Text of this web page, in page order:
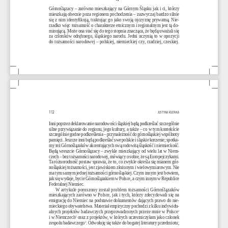
Górnoślązacy – zarówno mieszkający na Górnym Śląsku jak i ci, którzy
mieszkają obecnie poza regionem pochodzenia – zazwyczaj bardzo silnie
się z nim identyfikują, traktując go jako swoją ojczyznę prywatną. Nie-
rzadko więc tożsamość o charakterze etnicznym i regionalnym jest tą do-
minującą. Może ona stać się do tego stopnia znacząca, że będą uważali się
za członków odrębnego, śląskiego narodu. Jedni uczynią to w opozycji
do tożsamości narodowej – polskiej, niemieckiej czy, rzadziej, czeskiej.
112 JUSTYNA KIJONKA
Inni poprzez deklarowanie narodowości śląskiej będą podkreślać szczególnie
silne przywiązanie do regionu, jego kultury, a także – co w tym kontekście
szczególnie godne podkreślenia – przynależność do górnośląskiej wspólnoty
pamięci. Jeszcze inni będą podkreślać swe polskie i śląskie korzenie; spotka-
my też Górnoślązaków akcentujących swą rodowitą śląskość i niemieckość.
Będą wreszcie Górnoślązacy – zwykle mieszkający od wielu lat w Niem-
czech – bez tożsamości narodowej, mówiący o sobie, że są Europejczykami.
Ta różnorodność postaw sprawia, że to, co zwykle określa się mianem gór-
nośląskiej tożsamości, jest zjawiskiem złożonym i wielowymiarowym. Nie
ma tym samym jednej tożsamości górnośląskiej. Czym innym jest bowiem,
jak się wydaje, bycie Górnoślązakiem w Polsce, a czym innym w Republice
Federalnej Niemiec.
W artykule poruszony został problem tożsamości Górnoślązaków
mieszkających zarówno w Polsce, jak i tych, którzy zdecydowali się na
emigrację do Niemiec na podstawie dokumentów dających prawo do nie-
mieckiego obywatelstwa. Materiał empiryczny pochodzi z kilku indywidu-
alnych projektów badawczych przeprowadzonych przeze mnie w Polsce1
i w Niemczech2 oraz z projektów, w których uczestniczyłam jako członek
zespołu badawczego3. Odwołuję się także do bogatej literatury przedmiotu;